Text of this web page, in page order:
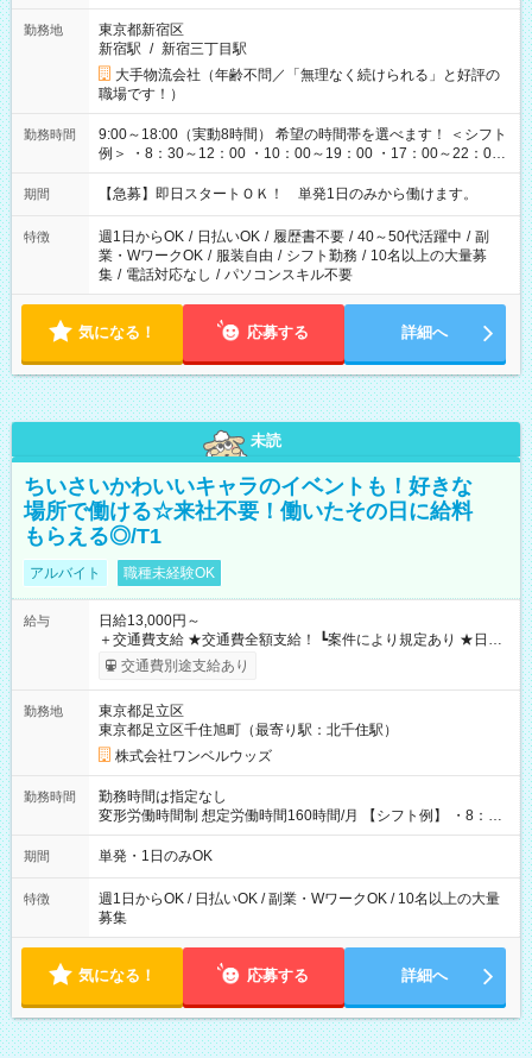
勤務地
東京都新宿区
新宿駅 / 新宿三丁目駅
大手物流会社（年齢不問／「無理なく続けられる」と好評の
職場です！）
勤務時間
9:00～18:00（実動8時間） 希望の時間帯を選べます！ ＜シフト
例＞ ・8：30～12：00 ・10：00～19：00 ・17：00～22：00
・13：00～22：00 ・22：00～翌6：00 など
期間 【急募】即日スタートＯＫ！ 単発1日のみから働けます。
特徴 週1日からOK / 日払いOK / 履歴書不要 / 40～50代活躍中 / 副
業・WワークOK / 服装自由 / シフト勤務 / 10名以上の大量募
集 / 電話対応なし / パソコンスキル不要
気になる！ 応募する 詳細へ
未読
ちいさいかわいいキャラのイベントも！好きな
場所で働ける☆来社不要！働いたその日に給料
もらえる◎/T1
アルバイト 職種未経験OK
給与
日給13,000円～
＋交通費支給 ★交通費全額支給！ ┗案件により規定あり ★日払
いOK！（規定あり） ┗働いたその日に現金GET♪ お仕事後はコ
ンビニATMから 日払い分を引き落とせます！ 【試用期間】試
交通費別途支給あり
勤務地
東京都足立区
東京都足立区千住旭町（最寄り駅：北千住駅）
株式会社ワンベルウッズ
勤務時間
勤務時間は指定なし
変形労働時間制 想定労働時間160時間/月 【シフト例】 ・8：00
～21：00
期間 単発・1日のみOK
特徴
週1日からOK / 日払いOK / 副業・WワークOK / 10名以上の大量
募集
気になる！ 応募する 詳細へ